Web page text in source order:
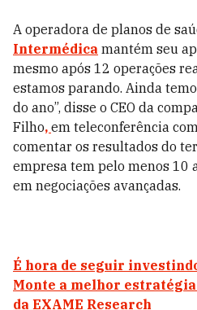
A operadora de planos de
Intermédica mantém seu
mesmo após 12 operações
estamos parando. Ainda
do ano”, disse o CEO da
Filho, em teleconferência
comentar os resultados do
empresa tem pelo menos 10
em negociações avançadas.
É hora de seguir
Monte a melhor
da EXAME Research